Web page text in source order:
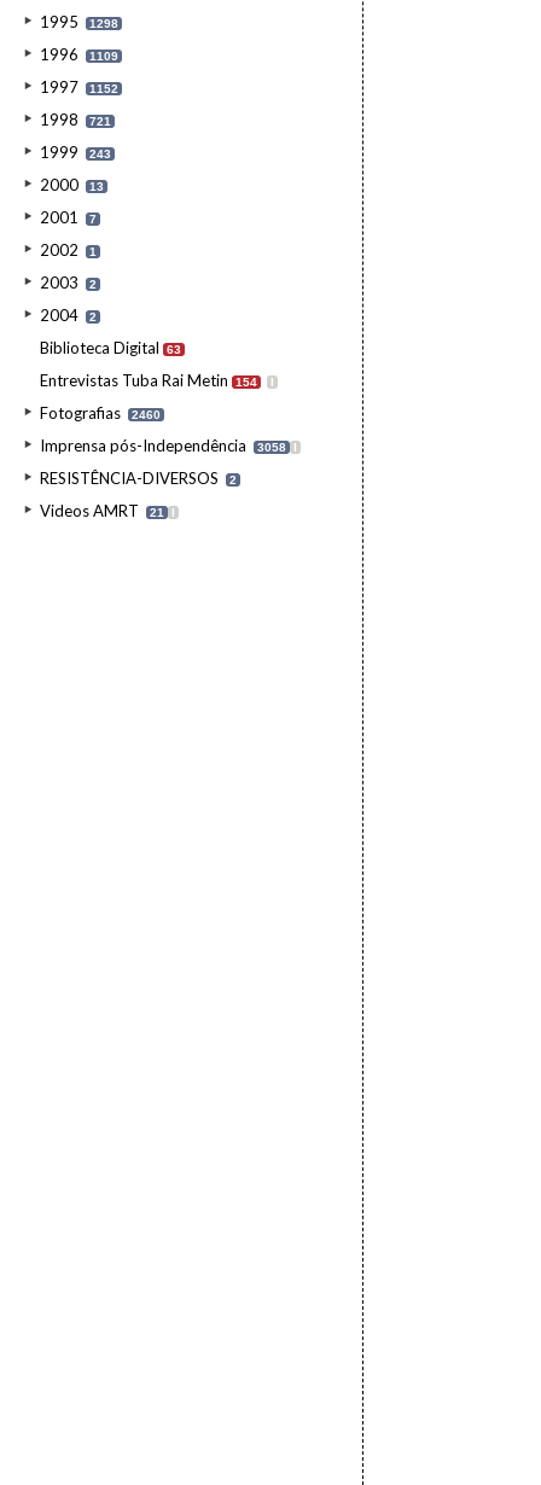
1995 1298
1996 1109
1997 1152
1998 721
1999 243
2000 13
2001 7
2002 1
2003 2
2004 2
Biblioteca Digital 63
Entrevistas Tuba Rai Metin 154 I
Fotografias 2460
Imprensa pós-Independência 3058 I
RESISTÊNCIA-DIVERSOS 2
Videos AMRT 21 I